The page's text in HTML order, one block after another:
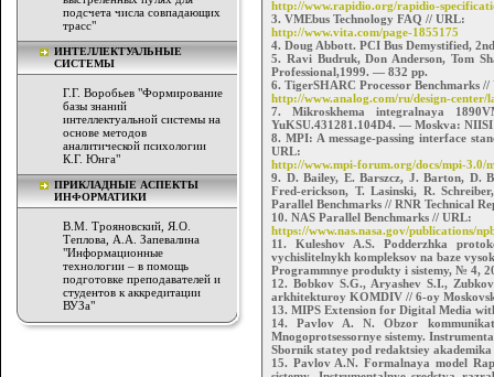
подсчета числа совпадающих
трасс"
ИНТЕЛЛЕКТУАЛЬНЫЕ
СИСТЕМЫ
Г.Г. Воробьев "Формирование
базы знаний
интеллектуальной системы на
основе методов
аналитической психологии
К.Г. Юнга"
ПРИКЛАДНЫЕ АСПЕКТЫ
ИНФОРМАТИКИ
В.М. Трояновский, Я.О.
Теплова, А.А. Запевалина
"Информационные
технологии – в помощь
подготовке преподавателей и
студентов к аккредитации
ВУЗа"
http://www.rapidio.org/rapidio-
3. VMEbus Technology FAQ // URL:
http://www.vita.com/page-1855175
4. Doug Abbott. PCI Bus Demystified,
5. Ravi Budruk, Don Anderson, Tom
Professional,1999. — 832 pp.
6. TigerSHARC Processor Benchmarks
http://www.analog.com/ru/design-center/
7. Mikroskhema integralnaya
YuKSU.431281.104D4. — Moskva:
8. MPI: A message-passing interface
URL:
http://www.mpi-forum.org/docs/mpi-3.0/
9. D. Bailey, E. Barszcz, J. Barton, D.
Fred-erickson, T. Lasinski, R.
Parallel Benchmarks // RNR Technical
10. NAS Parallel Benchmarks // URL:
https://www.nas.nasa.gov/publications/
11. Kuleshov A.S. Podderzhka
vychislitelnykh kompleksov na baze
Programmnye produkty i sistemy, № 4,
12. Bobkov S.G., Aryashev S.I.,
arkhitekturoy KOMDIV // 6-oy
13. MIPS Extension for Digital Media
14. Pavlov A. N. Obzor
Mnogoprotsessornye sistemy.
Sbornik statey pod redaktsiey
15. Pavlov A.N. Formalnaya model